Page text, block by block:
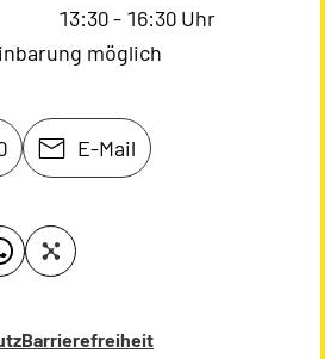
13:30- 16:30 Uhr
möglich
E-Mail
Barrierefreiheit